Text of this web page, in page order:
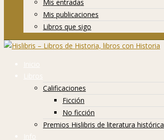
Mis entradas
Mis publicaciones
Libros que sigo
Inicio
Libros
Calificaciones
Ficción
No ficción
Premios Hislibris de literatura histórica
Info